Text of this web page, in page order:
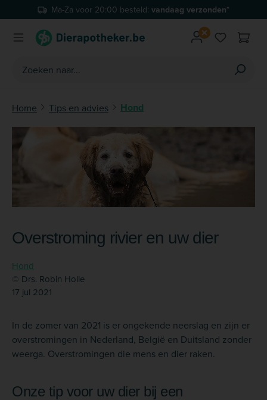
Ga naar de hoofdinhoudMa-Za voor 20:00 besteld: vandaag verzonden*
Je hebt
Home Tips en advies Hond
Overstroming rivier en uw dier
Hond
© Drs. Robin Holle
17 jul 2021
In de zomer van 2021 is er ongekende neerslag en zijn er
overstromingen in Nederland, België en Duitsland zonder
weerga. Overstromingen die mens en dier raken.
Onze tip voor uw dier bij een